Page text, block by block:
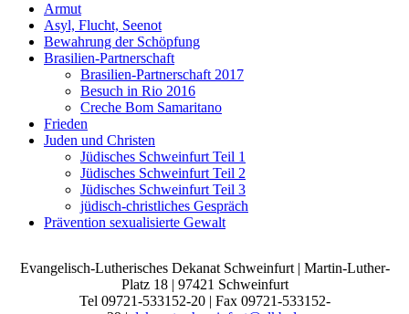
Armut
Asyl, Flucht, Seenot
Bewahrung der Schöpfung
Brasilien-Partnerschaft
Brasilien-Partnerschaft 2017
Besuch in Rio 2016
Creche Bom Samaritano
Frieden
Juden und Christen
Jüdisches Schweinfurt Teil 1
Jüdisches Schweinfurt Teil 2
Jüdisches Schweinfurt Teil 3
jüdisch-christliches Gespräch
Prävention sexualisierte Gewalt
Evangelisch-Lutherisches Dekanat Schweinfurt | Martin-Luther-
Platz 18 | 97421 Schweinfurt
Tel 09721-533152-20 | Fax 09721-533152-